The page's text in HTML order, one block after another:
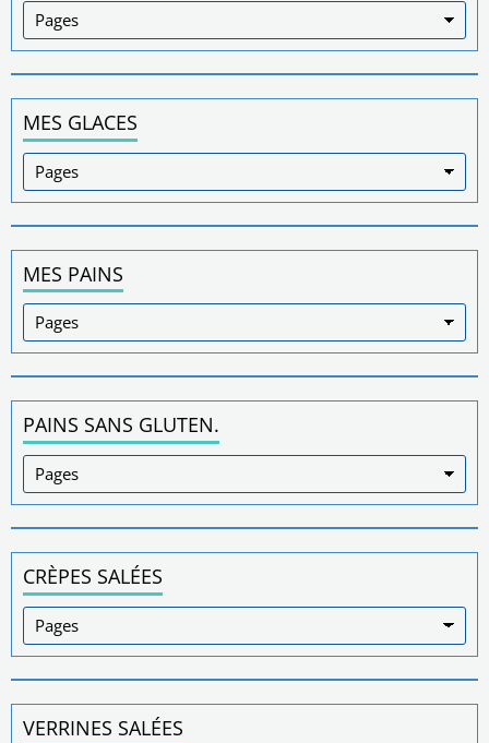
MES GLACES
MES PAINS
PAINS SANS GLUTEN.
CRÈPES SALÉES
VERRINES SALÉES